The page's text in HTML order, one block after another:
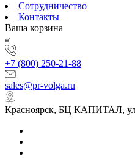
Сотрудничество
Контакты
Ваша корзина
+7 (800) 250-21-88
sales@pr-volga.ru
Красноярск, БЦ КАПИТАЛ,